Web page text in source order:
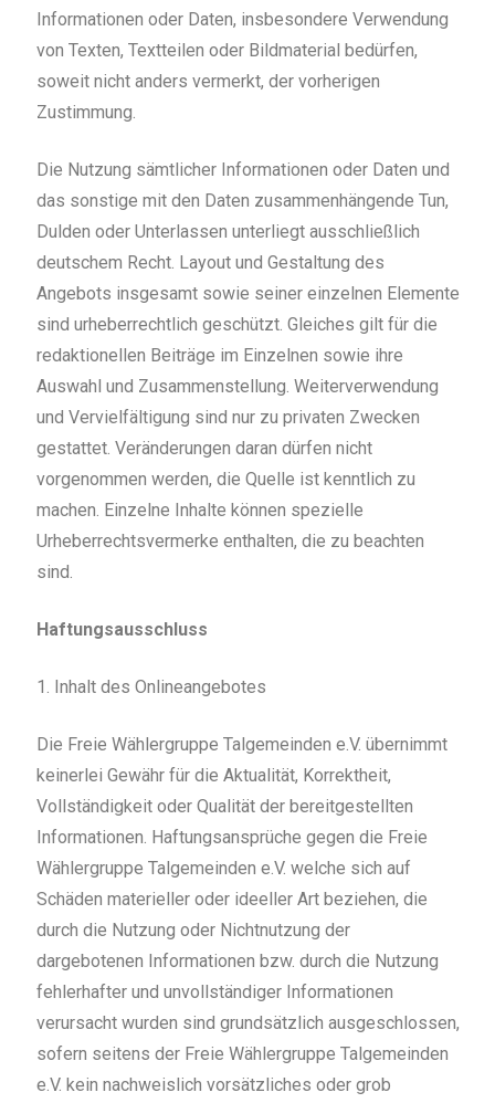
Informationen oder Daten, insbesondere Verwendung
von Texten, Textteilen oder Bildmaterial bedürfen,
soweit nicht anders vermerkt, der vorherigen
Zustimmung.
Die Nutzung sämtlicher Informationen oder Daten und
das sonstige mit den Daten zusammenhängende Tun,
Dulden oder Unterlassen unterliegt ausschließlich
deutschem Recht. Layout und Gestaltung des
Angebots insgesamt sowie seiner einzelnen Elemente
sind urheberrechtlich geschützt. Gleiches gilt für die
redaktionellen Beiträge im Einzelnen sowie ihre
Auswahl und Zusammenstellung. Weiterverwendung
und Vervielfältigung sind nur zu privaten Zwecken
gestattet. Veränderungen daran dürfen nicht
vorgenommen werden, die Quelle ist kenntlich zu
machen. Einzelne Inhalte können spezielle
Urheberrechtsvermerke enthalten, die zu beachten
sind.
Haftungsausschluss
1. Inhalt des Onlineangebotes
Die Freie Wählergruppe Talgemeinden e.V. übernimmt
keinerlei Gewähr für die Aktualität, Korrektheit,
Vollständigkeit oder Qualität der bereitgestellten
Informationen. Haftungsansprüche gegen die Freie
Wählergruppe Talgemeinden e.V. welche sich auf
Schäden materieller oder ideeller Art beziehen, die
durch die Nutzung oder Nichtnutzung der
dargebotenen Informationen bzw. durch die Nutzung
fehlerhafter und unvollständiger Informationen
verursacht wurden sind grundsätzlich ausgeschlossen,
sofern seitens der Freie Wählergruppe Talgemeinden
e.V. kein nachweislich vorsätzliches oder grob